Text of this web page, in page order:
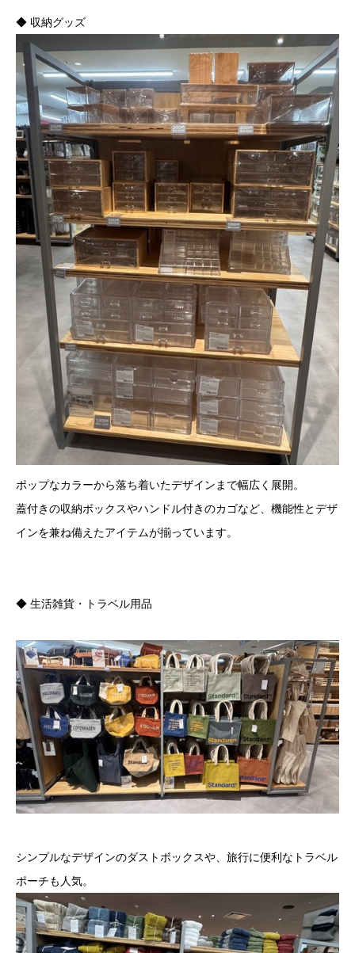
◆ 収納グッズ
ポップなカラーから落ち着いたデザインまで幅広く展開。
蓋付きの収納ボックスやハンドル付きのカゴなど、機能性とデザ
インを兼ね備えたアイテムが揃っています。
◆ 生活雑貨・トラベル用品
シンプルなデザインのダストボックスや、旅行に便利なトラベル
ポーチも人気。